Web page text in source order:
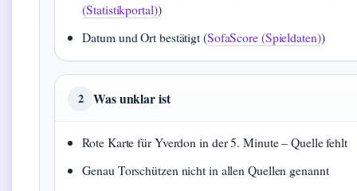
(Statistikportal))
Datum und Ort bestätigt (SofaScore (Spieldaten))
2 Was unklar ist
Rote Karte für Yverdon in der 5. Minute – Quelle fehlt
Genau Torschützen nicht in allen Quellen genannt